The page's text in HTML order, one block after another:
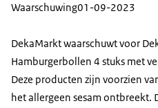
Waarschuwing01-09-2023
DekaMarkt waarschuwt voor
Hamburgerbollen 4 stuks met
Deze producten zijn voorzien
het allergeen sesam ontbreekt.